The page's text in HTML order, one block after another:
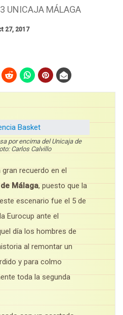
UNICAJA MÁLAGA
27, 2017
por encima del Unicaja de
Carlos Calvillo
recuerdo en el
Málaga, puesto que la
escenario fue el 5 de
Eurocup ante el
día los hombres de
al remontar un
y para colmo
toda la segunda